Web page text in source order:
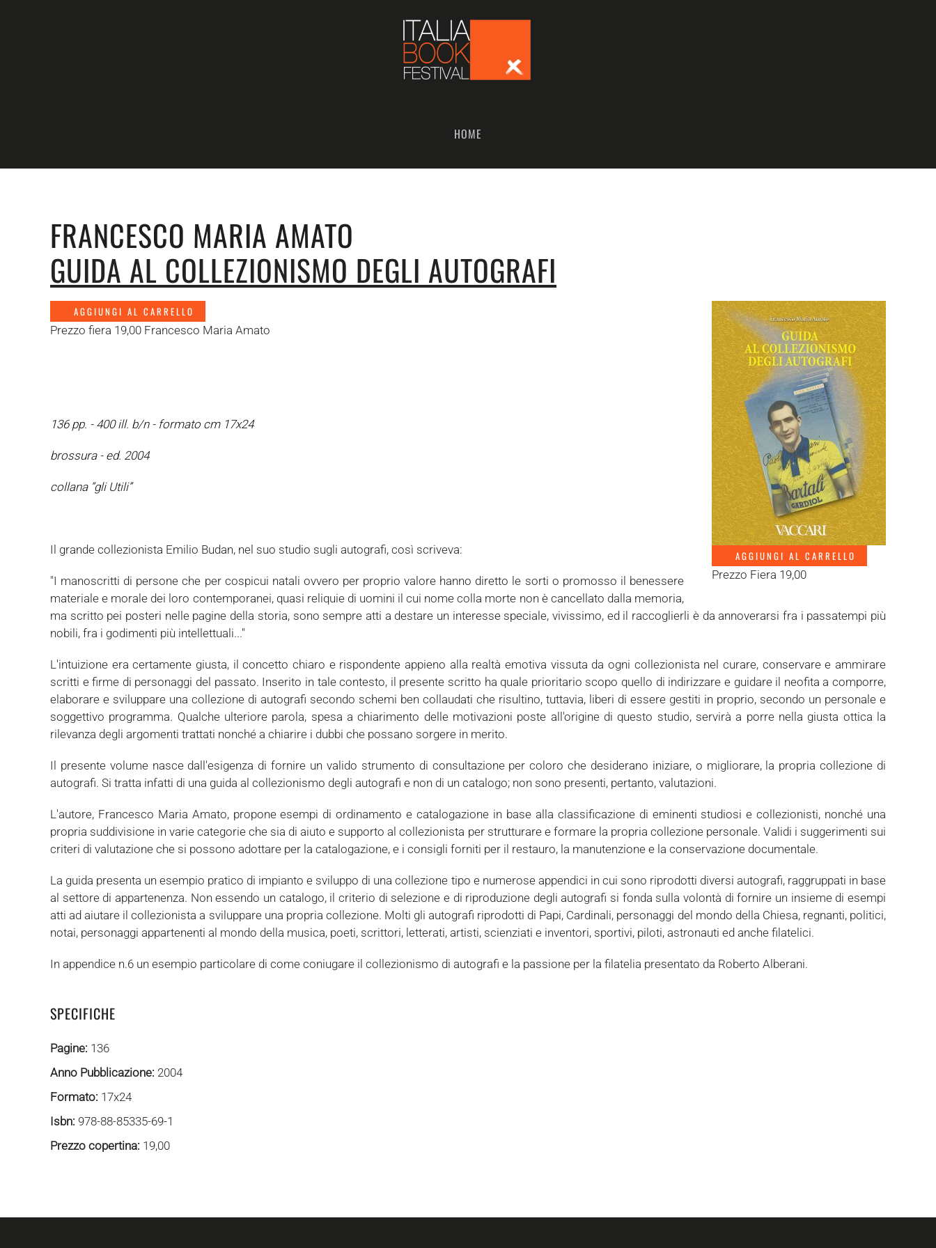
HOME
FRANCESCO MARIA AMATO
GUIDA AL COLLEZIONISMO DEGLI AUTOGRAFI
AGGIUNGI AL CARRELLO
Prezzo Fiera 19,00
AGGIUNGI AL CARRELLO
Prezzo fiera 19,00 Francesco Maria Amato
136 pp. - 400 ill. b/n - formato cm 17x24
brossura - ed. 2004
collana “gli Utili”
Il grande collezionista Emilio Budan, nel suo studio sugli autografi, così scriveva:
"I manoscritti di persone che per cospicui natali ovvero per proprio valore hanno diretto le sorti o promosso il benessere
materiale e morale dei loro contemporanei, quasi reliquie di uomini il cui nome colla morte non è cancellato dalla memoria,
ma scritto pei posteri nelle pagine della storia, sono sempre atti a destare un interesse speciale, vivissimo, ed il raccoglierli è da annoverarsi fra i passatempi più
nobili, fra i godimenti più intellettuali..."
L'intuizione era certamente giusta, il concetto chiaro e rispondente appieno alla realtà emotiva vissuta da ogni collezionista nel curare, conservare e ammirare
scritti e firme di personaggi del passato. Inserito in tale contesto, il presente scritto ha quale prioritario scopo quello di indirizzare e guidare il neofita a comporre,
elaborare e sviluppare una collezione di autografi secondo schemi ben collaudati che risultino, tuttavia, liberi di essere gestiti in proprio, secondo un personale e
soggettivo programma. Qualche ulteriore parola, spesa a chiarimento delle motivazioni poste all'origine di questo studio, servirà a porre nella giusta ottica la
rilevanza degli argomenti trattati nonché a chiarire i dubbi che possano sorgere in merito.
Il presente volume nasce dall'esigenza di fornire un valido strumento di consultazione per coloro che desiderano iniziare, o migliorare, la propria collezione di
autografi. Si tratta infatti di una guida al collezionismo degli autografi e non di un catalogo; non sono presenti, pertanto, valutazioni.
L'autore, Francesco Maria Amato, propone esempi di ordinamento e catalogazione in base alla classificazione di eminenti studiosi e collezionisti, nonché una
propria suddivisione in varie categorie che sia di aiuto e supporto al collezionista per strutturare e formare la propria collezione personale. Validi i suggerimenti sui
criteri di valutazione che si possono adottare per la catalogazione, e i consigli forniti per il restauro, la manutenzione e la conservazione documentale.
La guida presenta un esempio pratico di impianto e sviluppo di una collezione tipo e numerose appendici in cui sono riprodotti diversi autografi, raggruppati in base
al settore di appartenenza. Non essendo un catalogo, il criterio di selezione e di riproduzione degli autografi si fonda sulla volontà di fornire un insieme di esempi
atti ad aiutare il collezionista a sviluppare una propria collezione. Molti gli autografi riprodotti di Papi, Cardinali, personaggi del mondo della Chiesa, regnanti, politici,
notai, personaggi appartenenti al mondo della musica, poeti, scrittori, letterati, artisti, scienziati e inventori, sportivi, piloti, astronauti ed anche filatelici.
In appendice n.6 un esempio particolare di come coniugare il collezionismo di autografi e la passione per la filatelia presentato da Roberto Alberani.
SPECIFICHE
Pagine: 136
Anno Pubblicazione: 2004
Formato: 17x24
Isbn: 978-88-85335-69-1
Prezzo copertina: 19,00